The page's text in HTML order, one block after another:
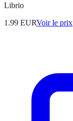
Librio
1.99 EURVoir le prix